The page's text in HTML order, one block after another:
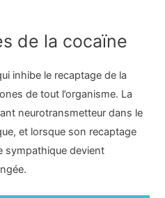
de la cocaïne
inhibe le recaptage de la
de tout l’organisme. La
neurotransmetteur dans le
et lorsque son recaptage
sympathique devient